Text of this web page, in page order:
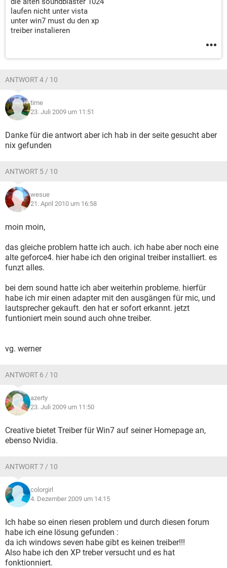
laufen nicht unter vista
unter win7 must du den xp
treiber instalieren
ANTWORT 4 / 10
time
23. Juli 2009 um 11:51
Danke für die antwort aber ich hab in der seite gesucht aber
nix gefunden
ANTWORT 5 / 10
wesue
21. April 2010 um 16:58
moin moin,
das gleiche problem hatte ich auch. ich habe aber noch eine
alte geforce4. hier habe ich den original treiber installiert. es
funzt alles.
bei dem sound hatte ich aber weiterhin probleme. hierfür
habe ich mir einen adapter mit den ausgängen für mic, und
lautsprecher gekauft. den hat er sofort erkannt. jetzt
funtioniert mein sound auch ohne treiber.
vg. werner
ANTWORT 6 / 10
azerty
23. Juli 2009 um 11:50
Creative bietet Treiber für Win7 auf seiner Homepage an,
ebenso Nvidia.
ANTWORT 7 / 10
colorgirl
4. Dezember 2009 um 14:15
Ich habe so einen riesen problem und durch diesen forum
habe ich eine lösung gefunden :
da ich windows seven habe gibt es keinen treiber!!!
Also habe ich den XP treber versucht und es hat
fonktionniert.